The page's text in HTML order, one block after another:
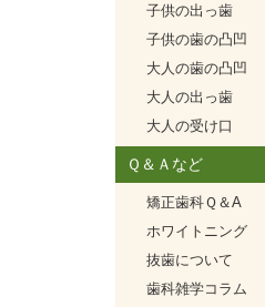
子供の出っ歯
子供の歯の凸凹
大人の歯の凸凹
大人の出っ歯
大人の受け口
Ｑ＆Ａなど
矯正歯科Ｑ＆A
ホワイトニング
抜歯について
歯科雑学コラム